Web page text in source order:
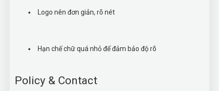
Logo nên đơn giản, rõ nét
Hạn chế chữ quá nhỏ để đảm bảo độ rõ
Policy & Contact